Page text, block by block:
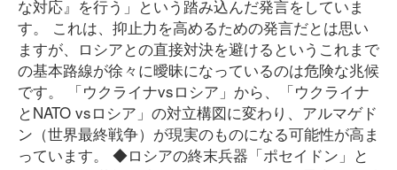
な対応』を行う」という踏み込んだ発言をしていま
す。 これは、抑止力を高めるための発言だとは思い
ますが、ロシアとの直接対決を避けるというこれまで
の基本路線が徐々に曖昧になっているのは危険な兆候
です。 「ウクライナvsロシア」から、「ウクライナ
とNATO vsロシア」の対立構図に変わり、アルマゲド
ン（世界最終戦争）が現実のものになる可能性が高ま
っています。 ◆ロシアの終末兵器「ポセイドン」と